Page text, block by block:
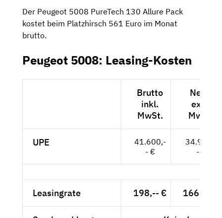
Der Peugeot 5008 PureTech 130 Allure Pack
kostet beim Platzhirsch 561 Euro im Monat
brutto.
Peugeot 5008: Leasing-Kosten
Brutto
inkl.
MwSt.
Netto
exkl.
MwSt.
UPE
41.600,-
- €
34.958,-
- €
Leasingrate 198,-- € 166,39 €